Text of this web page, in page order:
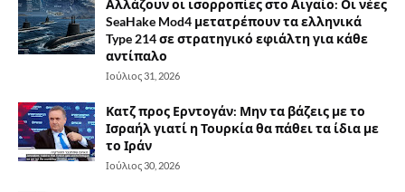
Αλλάζουν οι ισορροπίες στο Αιγαίο: Οι νέες
SeaHake Mod4 μετατρέπουν τα ελληνικά
Type 214 σε στρατηγικό εφιάλτη για κάθε
αντίπαλο
Ιούλιος 31, 2026
Κατζ προς Ερντογάν: Μην τα βάζεις με το
Ισραήλ γιατί η Τουρκία θα πάθει τα ίδια με
το Ιράν
Ιούλιος 30, 2026